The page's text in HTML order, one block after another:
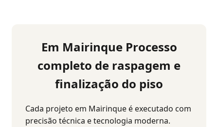
Em Mairinque Processo
completo de raspagem e
finalização do piso
Cada projeto em Mairinque é executado com
precisão técnica e tecnologia moderna.